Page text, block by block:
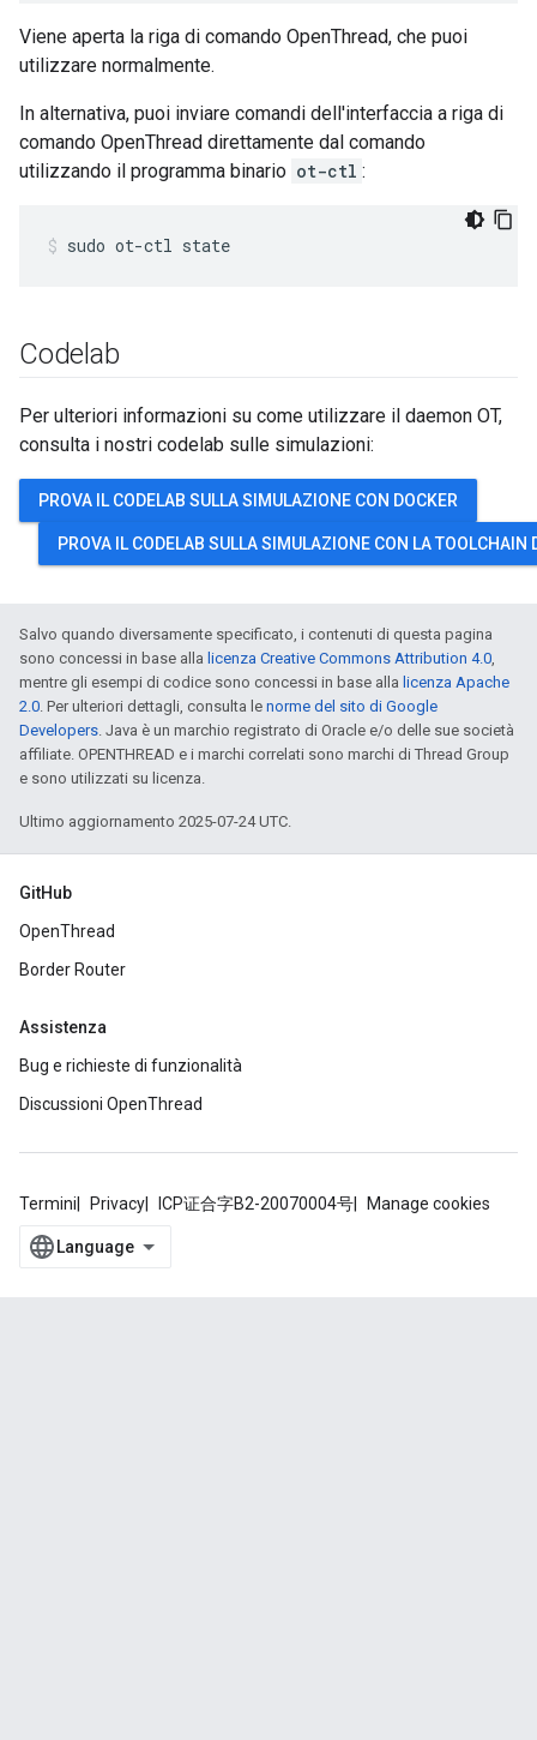
Viene aperta la riga di comando OpenThread, che puoi
utilizzare normalmente.
In alternativa, puoi inviare comandi dell'interfaccia a riga di
comando OpenThread direttamente dal comando
utilizzando il programma binario ot-ctl :
sudo ot-ctl state
Codelab
Per ulteriori informazioni su come utilizzare il daemon OT,
consulta i nostri codelab sulle simulazioni:
PROVA IL CODELAB SULLA SIMULAZIONE CON DOCKER
PROVA IL CODELAB SULLA SIMULAZIONE CON LA TOOLCHAIN
Salvo quando diversamente specificato, i contenuti di questa pagina
sono concessi in base alla licenza Creative Commons Attribution 4.0
mentre gli esempi di codice sono concessi in base alla licenza Apache
2.0 . Per ulteriori dettagli, consulta le norme del sito di Google
Developers . Java è un marchio registrato di Oracle e/o delle sue società
affiliate. OPENTHREAD e i marchi correlati sono marchi di Thread Group
e sono utilizzati su licenza.
Ultimo aggiornamento 2025-07-24 UTC.
GitHub
OpenThread
Border Router
Assistenza
Bug e richieste di funzionalità
Discussioni OpenThread
Termini Privacy ICP证合字B2-20070004号 Manage cookies